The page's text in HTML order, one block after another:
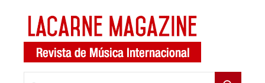
contenido
LaCarne